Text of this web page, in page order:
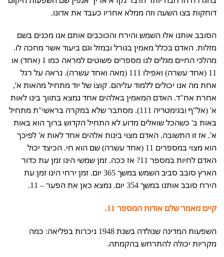
דוחקות בצו השעה וזה ממלא אחריו כעבד את אדונו.
הסובב אותנו אלו השמש והירח והכוכבים אותם אנו מכנים בשם
מזלות. האדם בכלל מאמין בגורל ובמזל וגם ביעוד אשר מחכה לו.
מהלכי החיים מגלים לנו מספרים פשוטים למראה כמו 1 (אחד) או
11 (אחד עשרה) ואפילו 111 (מאה ואחד עשרה). נראה על רגל
אחת מה אנו יכולים ללמוד עליהם. קוצו של יוד מתחיל מהאות א',
אחרת אח"ד. האדם המאמין באלהים אחד נמצא בתווך בינו לאות
א' (אל"ף ובגימטריה 111). מסתבר שלא במקרה בראשי"ת מתחיל
באות ב' כשהכל שואלים מדוע לא התחיל הקדוש ברוך הוא באות
א'. אז זו התשובה. האדם מצוי בינות אלהים אחד לאות א' לפיכך
הוא מצוי במספרים 11 (אחד עשרה) שם הוא חי. הכיצד יכול
האדם לחיות במספר 11? אז ככה. זמן שמשי הינו זמן עת כדור
הארץ סובב סביב השמש במשך 365 יום. זמן ירחי הינו זמן עת
הירח סובב אותנו במשך 354 יום. נמצא כאן את הפער – 11.
קיים מאמר שלם אודות המספר 11.
השפעות המדינה שנולדה בשנת 1948 ניכרות בפליאה: כמה
מקריות יכולה להתרחש בהקמתה.